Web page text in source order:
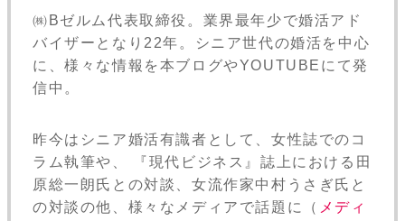
㈱Bゼルム代表取締役。業界最年少で婚活アド
バイザーとなり22年。シニア世代の婚活を中心
に、様々な情報を本ブログやYOUTUBEにて発
信中。
昨今はシニア婚活有識者として、女性誌でのコ
ラム執筆や、 『現代ビジネス』誌上における田
原総一朗氏との対談、女流作家中村うさぎ氏と
の対談の他、様々なメディアで話題に（ メディ